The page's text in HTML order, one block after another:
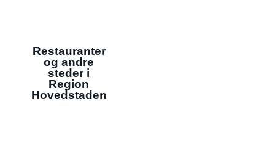
Restauranter
og andre
steder i
Region
Hovedstaden